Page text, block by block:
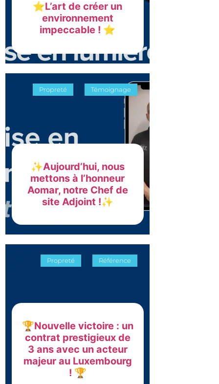
⭐L’art de créer un
environnement
impeccable ! ⭐
Propreté Témoignage
✨Aujourd’hui, nous
mettons à l’honneur
Aomar, notre Chef de
site Adjoint !✨
Propreté Référence
🏆Nouvelle victoire : un
contrat prestigieux de
3 ans avec un acteur
majeur au Luxembourg
! 🏆